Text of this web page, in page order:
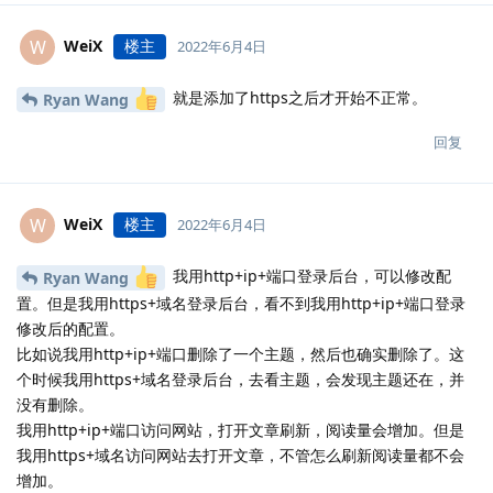
W WeiX 楼主 2022年6月4日
Ryan Wang 就是添加了https之后才开始不正常。
回复
W WeiX 楼主 2022年6月4日
Ryan Wang
我用http+ip+端口登录后台，可以修改配
置。但是我用https+域名登录后台，看不到我用http+ip+端口登录
修改后的配置。
比如说我用http+ip+端口删除了一个主题，然后也确实删除了。这
个时候我用https+域名登录后台，去看主题，会发现主题还在，并
没有删除。
我用http+ip+端口访问网站，打开文章刷新，阅读量会增加。但是
我用https+域名访问网站去打开文章，不管怎么刷新阅读量都不会
增加。